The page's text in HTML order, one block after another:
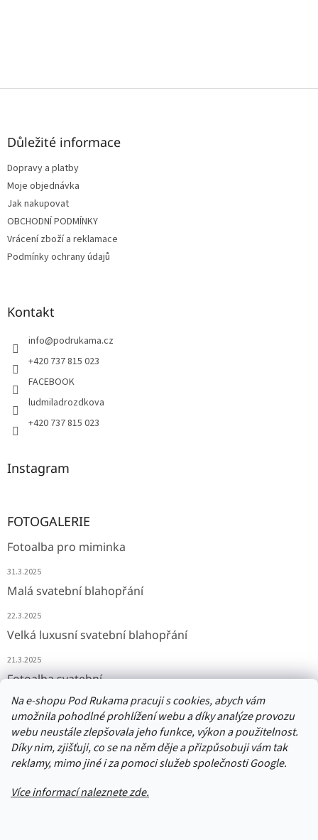
Na e-shopu Pod Rukama pracuji s cookies, abych vám
umožnila pohodlné prohlížení webu a díky analýze provozu
webu neustále zlepšovala jeho funkce, výkon a použitelnost.
Díky nim, zjišťuji, co se na něm děje a přizpůsobuji vám tak
reklamy, mimo jiné i za pomoci služeb společnosti Google.
Více informací naleznete zde.
Z
Důležité informace
Dopravy a platby
Moje objednávka
Jak nakupovat
OBCHODNÍ PODMÍNKY
Vrácení zboží a reklamace
Podmínky ochrany údajů
Kontakt
info@podrukama.cz
+420 737 815 023
FACEBOOK
ludmiladrozdkova
+420 737 815 023
Instagram
FOTOGALERIE
Fotoalba pro miminka
31.3.2025
Malá svatební blahopřání
22.3.2025
Velká luxusní svatební blahopřání
21.3.2025
Fotoalba svatební
11.3.2025
Přijímáme online platby